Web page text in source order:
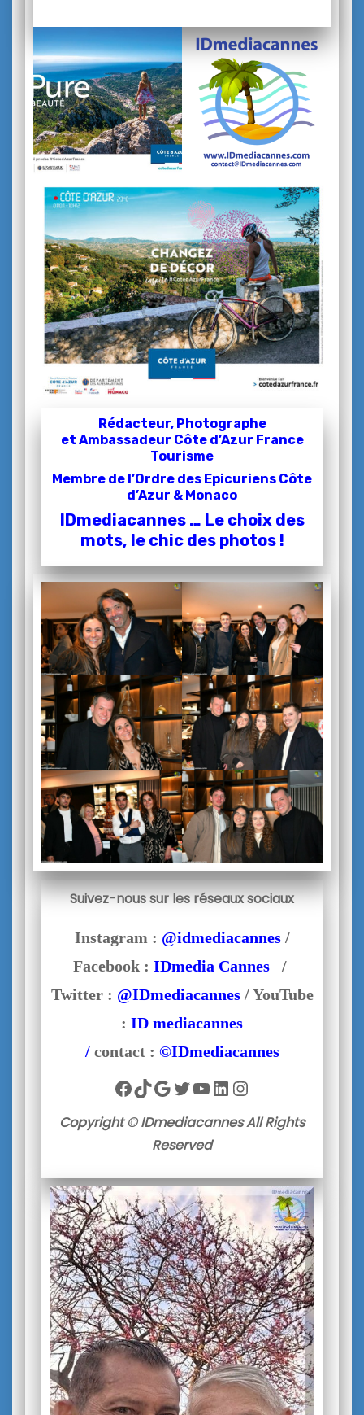
Rédacteur, Photographe
et Ambassadeur Côte d’Azur France
Tourisme
Membre de l’Ordre des Epicuriens Côte
d’Azur & Monaco
IDmediacannes … Le choix des
mots, le chic des photos !
Suivez-nous sur les réseaux sociaux
Instagram : @idmediacannes/
Facebook : IDmedia Cannes /
Twitter : @IDmediacannes/ YouTube
: ID mediacannes
/ contact : ©IDmediacannes
Facebook
TikTok
Google
Twitter
YouTube
LinkedIn
Instagram
Copyright © IDmediacannes All Rights
Reserved